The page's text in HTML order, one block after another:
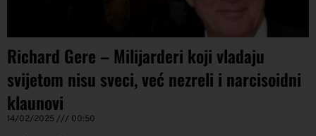
Richard Gere – Milijarderi koji vladaju
svijetom nisu sveci, već nezreli i narcisoidni
klaunovi
14/02/2025 00:50